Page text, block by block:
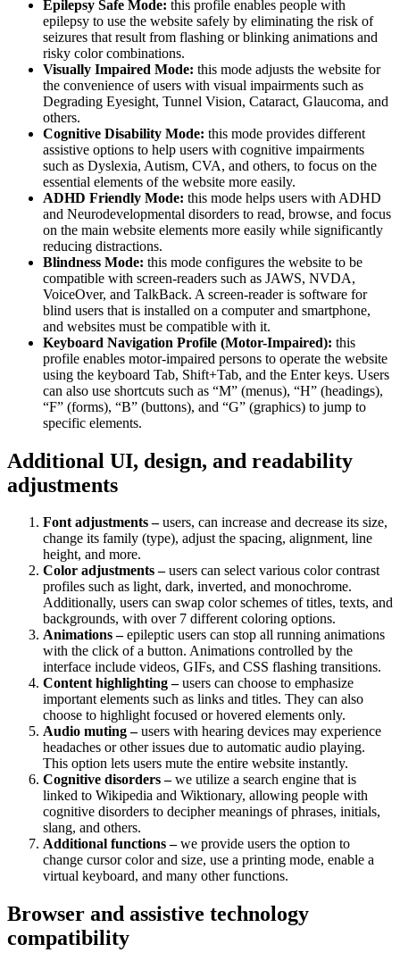
Epilepsy Safe Mode: this profile enables people with
epilepsy to use the website safely by eliminating the risk of
seizures that result from flashing or blinking animations and
risky color combinations.
Visually Impaired Mode: this mode adjusts the website for
the convenience of users with visual impairments such as
Degrading Eyesight, Tunnel Vision, Cataract, Glaucoma, and
others.
Cognitive Disability Mode: this mode provides different
assistive options to help users with cognitive impairments
such as Dyslexia, Autism, CVA, and others, to focus on the
essential elements of the website more easily.
ADHD Friendly Mode: this mode helps users with ADHD
and Neurodevelopmental disorders to read, browse, and focus
on the main website elements more easily while significantly
reducing distractions.
Blindness Mode: this mode configures the website to be
compatible with screen-readers such as JAWS, NVDA,
VoiceOver, and TalkBack. A screen-reader is software for
blind users that is installed on a computer and smartphone,
and websites must be compatible with it.
Keyboard Navigation Profile (Motor-Impaired): this
profile enables motor-impaired persons to operate the website
using the keyboard Tab, Shift+Tab, and the Enter keys. Users
can also use shortcuts such as “M” (menus), “H” (headings),
“F” (forms), “B” (buttons), and “G” (graphics) to jump to
specific elements.
Additional UI, design, and readability
adjustments
Font adjustments –users, can increase and decrease its size,
change its family (type), adjust the spacing, alignment, line
height, and more.
Color adjustments –users can select various color contrast
profiles such as light, dark, inverted, and monochrome.
Additionally, users can swap color schemes of titles, texts, and
backgrounds, with over 7 different coloring options.
Animations –epileptic users can stop all running animations
with the click of a button. Animations controlled by the
interface include videos, GIFs, and CSS flashing transitions.
Content highlighting –users can choose to emphasize
important elements such as links and titles. They can also
choose to highlight focused or hovered elements only.
Audio muting –users with hearing devices may experience
headaches or other issues due to automatic audio playing.
This option lets users mute the entire website instantly.
Cognitive disorders –we utilize a search engine that is
linked to Wikipedia and Wiktionary, allowing people with
cognitive disorders to decipher meanings of phrases, initials,
slang, and others.
Additional functions –we provide users the option to
change cursor color and size, use a printing mode, enable a
virtual keyboard, and many other functions.
Browser and assistive technology
compatibility